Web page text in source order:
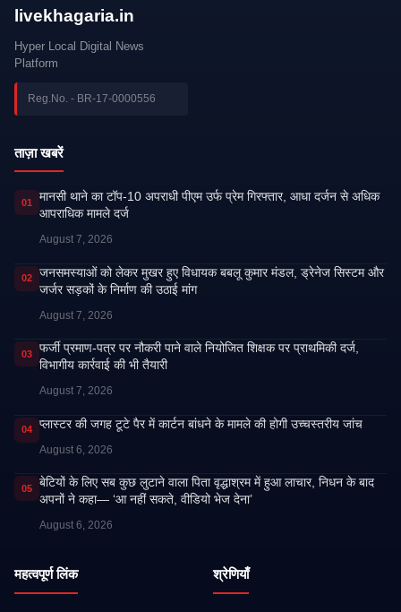
livekhagaria.in
Hyper Local Digital News
Platform
Reg.No. - BR-17-0000556
ताज़ा खबरें
01
मानसी थाने का टॉप-10 अपराधी पीएम उर्फ प्रेम गिरफ्तार, आधा दर्जन से अधिक
आपराधिक मामले दर्ज
August 7, 2026
02
जनसमस्याओं को लेकर मुखर हुए विधायक बबलू कुमार मंडल, ड्रेनेज सिस्टम और
जर्जर सड़कों के निर्माण की उठाई मांग
August 7, 2026
03
फर्जी प्रमाण-पत्र पर नौकरी पाने वाले नियोजित शिक्षक पर प्राथमिकी दर्ज,
विभागीय कार्रवाई की भी तैयारी
August 7, 2026
04 प्लास्टर की जगह टूटे पैर में कार्टन बांधने के मामले की होगी उच्चस्तरीय जांच
August 6, 2026
05
बेटियों के लिए सब कुछ लुटाने वाला पिता वृद्धाश्रम में हुआ लाचार, निधन के बाद
अपनों ने कहा— ‘आ नहीं सकते, वीडियो भेज देना’
August 6, 2026
महत्वपूर्ण लिंक श्रेणियाँ